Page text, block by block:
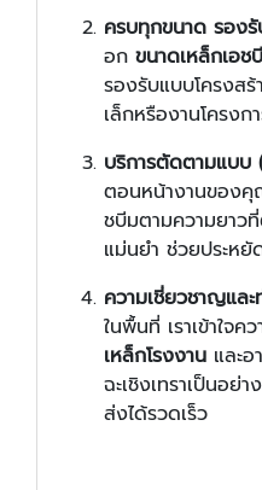
ครบทุกขนาด รอง
อก ขนาดเหล็กเอช
รองรับแบบโครงสร้
เล็กหรืองานโครง
บริการตัดตามแบ
ตอนหน้างานของคุ
ชบีมตามความยาว
แม่นยำ ช่วยประหยั
ความเชี่ยวชาญและ
ในพื้นที่ เราเข้าใจ
เหล็กโรงงาน และ
ฉะเชิงเทราเป็นอย่
ส่งได้รวดเร็ว